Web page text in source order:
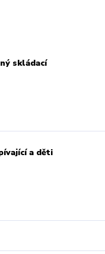
skládací
a děti